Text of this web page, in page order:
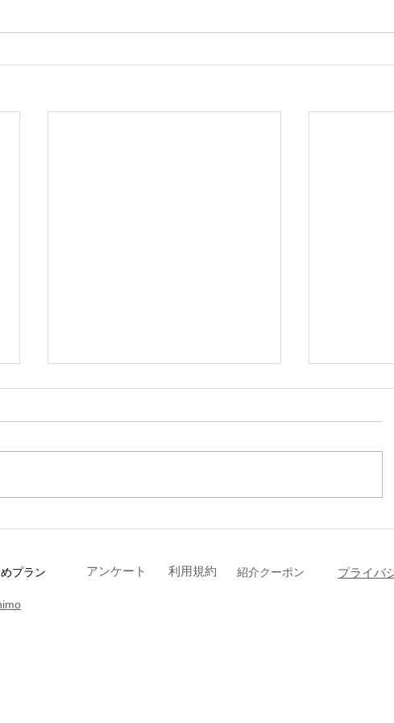
プラン アンケート 利用規約 ​紹介クーポン プライバ